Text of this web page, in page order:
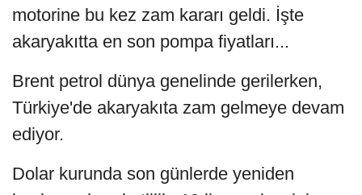
motorine bu kez zam kararı geldi. İşte
akaryakıtta en son pompa fiyatları...
Brent petrol dünya genelinde gerilerken,
Türkiye'de akaryakıta zam gelmeye devam
ediyor.
Dolar kurunda son günlerde yeniden